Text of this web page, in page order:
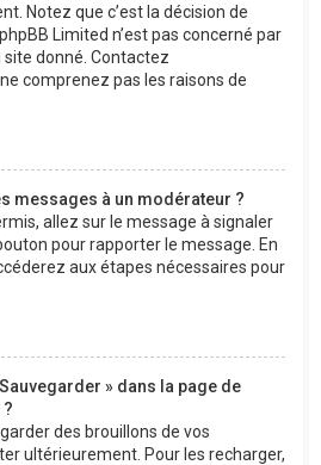
Notez que c’est la décision de
Limited n’est pas concerné par
site donné. Contactez
comprenez pas les raisons de
messages à un modérateur ?
allez sur le message à signaler
pour rapporter le message. En
aux étapes nécessaires pour
» dans la page de
des brouillons de vos
ultérieurement. Pour les recharger,